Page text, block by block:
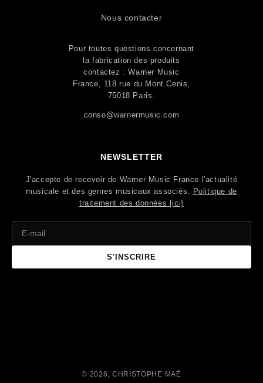
Nous contacter
Pour toutes questions concernant
la fabrication des produits
contactez : Warner Music
France, 118 rue du Mont Cenis,
75018 Paris.
conso@warnermusic.com
NEWSLETTER
J'accepte de recevoir de Warner Music France l'actualité
musicale et des genres musicaux associés.
Politique de
traitement des données [ici]
S'INSCRIRE
© 2026, CHRISTOPHE MAÉ